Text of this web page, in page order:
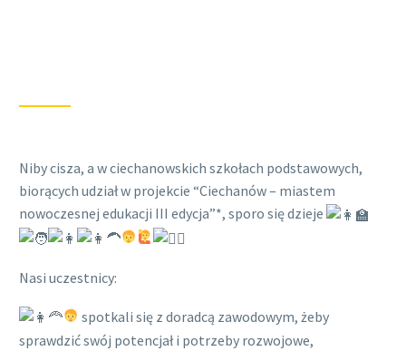
Niby cisza, a w ciechanowskich szkołach podstawowych,
biorących udział w projekcie “Ciechanów – miastem
nowoczesnej edukacji III edycja”*, sporo się dzieje
Nasi uczestnicy:
‍ spotkali się z doradcą zawodowym, żeby
sprawdzić swój potencjał i potrzeby rozwojowe,